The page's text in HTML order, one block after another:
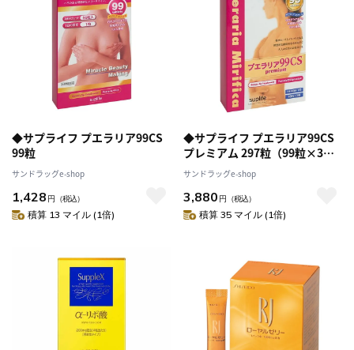
◆サプライフ プエラリア99CS
99粒
サンドラッグe-shop
1,428 円 （税込）
積算 13 マイル (1倍)
◆サプライフ プエラリア99CS
プレミアム 297粒（99粒×3
袋）
サンドラッグe-shop
3,880 円 （税込）
積算 35 マイル (1倍)